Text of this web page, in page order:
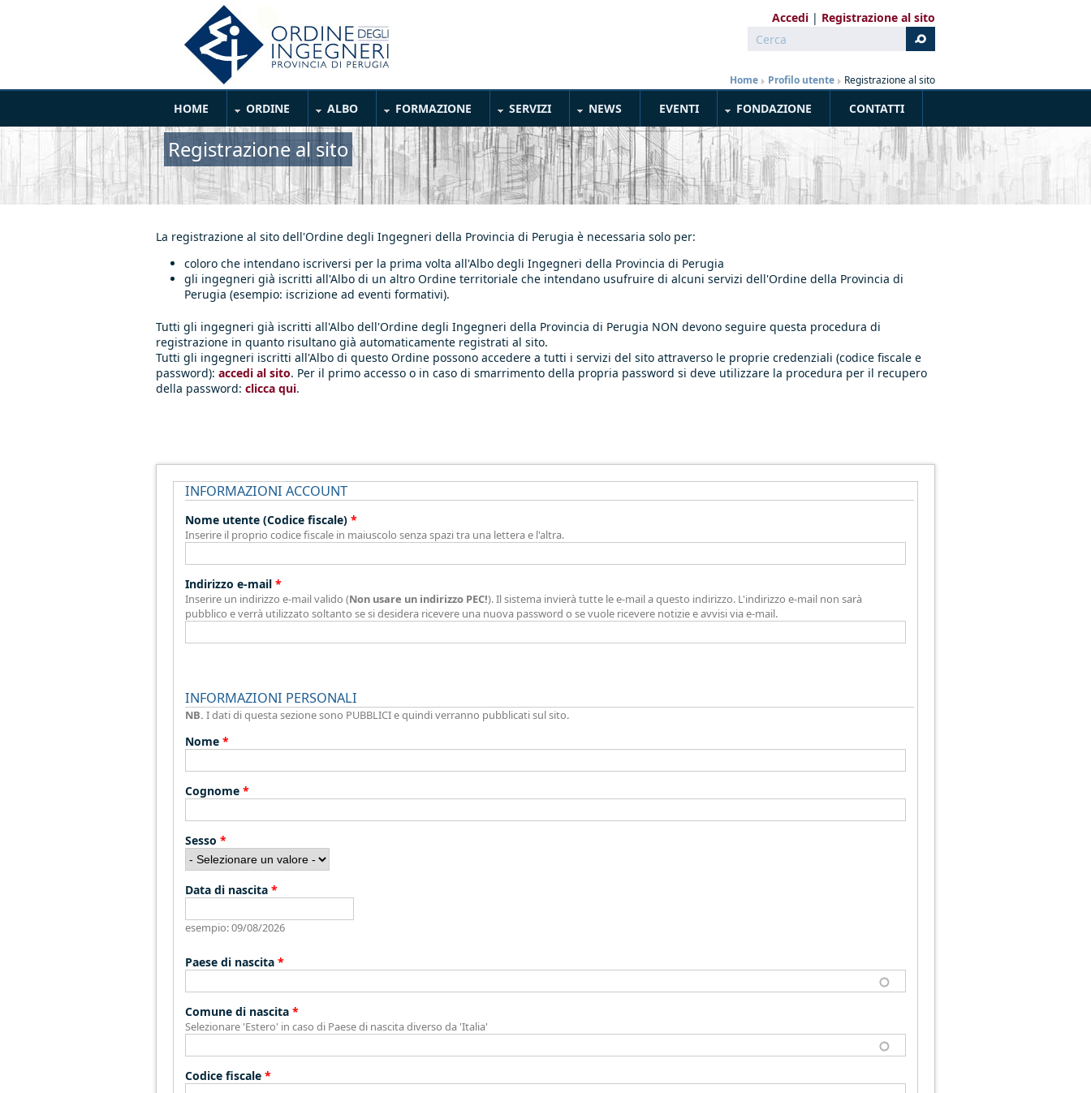
Accedi Registrazione al sito
Form di ricerca
Cerca
Home » Profilo utente » Registrazione al sito
Main Menu
HOME ORDINE ALBO FORMAZIONE SERVIZI NEWS EVENTI FONDAZIONE CONTATTI
Registrazione al sito
La registrazione al sito dell'Ordine degli Ingegneri della Provincia di Perugia è necessaria solo per:
coloro che intendano iscriversi per la prima volta all'Albo degli Ingegneri della Provincia di Perugia
gli ingegneri già iscritti all'Albo di un altro Ordine territoriale che intendano usufruire di alcuni servizi dell'Ordine della Provincia di
Perugia (esempio: iscrizione ad eventi formativi).
Tutti gli ingegneri già iscritti all'Albo dell'Ordine degli Ingegneri della Provincia di Perugia NON devono seguire questa procedura di
registrazione in quanto risultano già automaticamente registrati al sito.
Tutti gli ingegneri iscritti all'Albo di questo Ordine possono accedere a tutti i servizi del sito attraverso le proprie credenziali (codice fiscale e
password): accedi al sito. Per il primo accesso o in caso di smarrimento della propria password si deve utilizzare la procedura per il recupero
della password: clicca qui.
Schede Verticali
INFORMAZIONI ACCOUNT
Nome utente (Codice fiscale) *
Inserire il proprio codice fiscale in maiuscolo senza spazi tra una lettera e l'altra.
Indirizzo e-mail *
Inserire un indirizzo e-mail valido (Non usare un indirizzo PEC!). Il sistema invierà tutte le e-mail a questo indirizzo. L'indirizzo e-mail non sarà
pubblico e verrà utilizzato soltanto se si desidera ricevere una nuova password o se vuole ricevere notizie e avvisi via e-mail.
INFORMAZIONI PERSONALI
NB. I dati di questa sezione sono PUBBLICI e quindi verranno pubblicati sul sito.
Nome *
Cognome *
Sesso *
Data di nascita *
esempio: 09/08/2026
Paese di nascita *
Comune di nascita *
Selezionare 'Estero' in caso di Paese di nascita diverso da 'Italia'
Codice fiscale *